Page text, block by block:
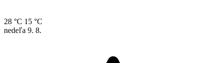
28 °C 15 °C
nedeľa 9. 8.